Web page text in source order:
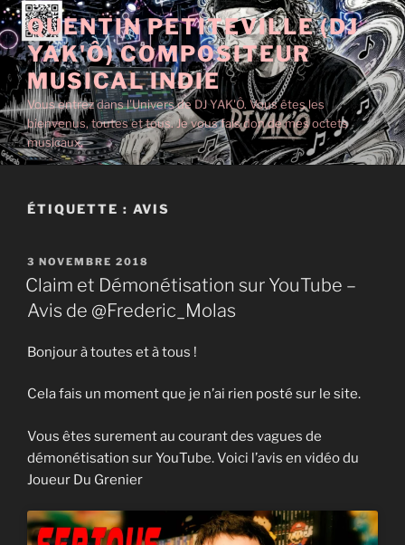
Aller
au
contenu
principal
QUENTIN PETITEVILLE (DJ
YAK'Ô) COMPOSITEUR
MUSICAL INDIE
Vous entrez dans l'Univers de DJ YAK'Ô. Vous êtes les
bienvenus, toutes et tous. Je vous fais don de mes octets
musicaux.
ÉTIQUETTE : AVIS
PUBLIÉ
LE
3 NOVEMBRE 2018
Claim et Démonétisation sur YouTube –
Avis de @Frederic_Molas
Bonjour à toutes et à tous !
Cela fais un moment que je n’ai rien posté sur le site.
Vous êtes surement au courant des vagues de
démonétisation sur YouTube. Voici l’avis en vidéo du
Joueur Du Grenier